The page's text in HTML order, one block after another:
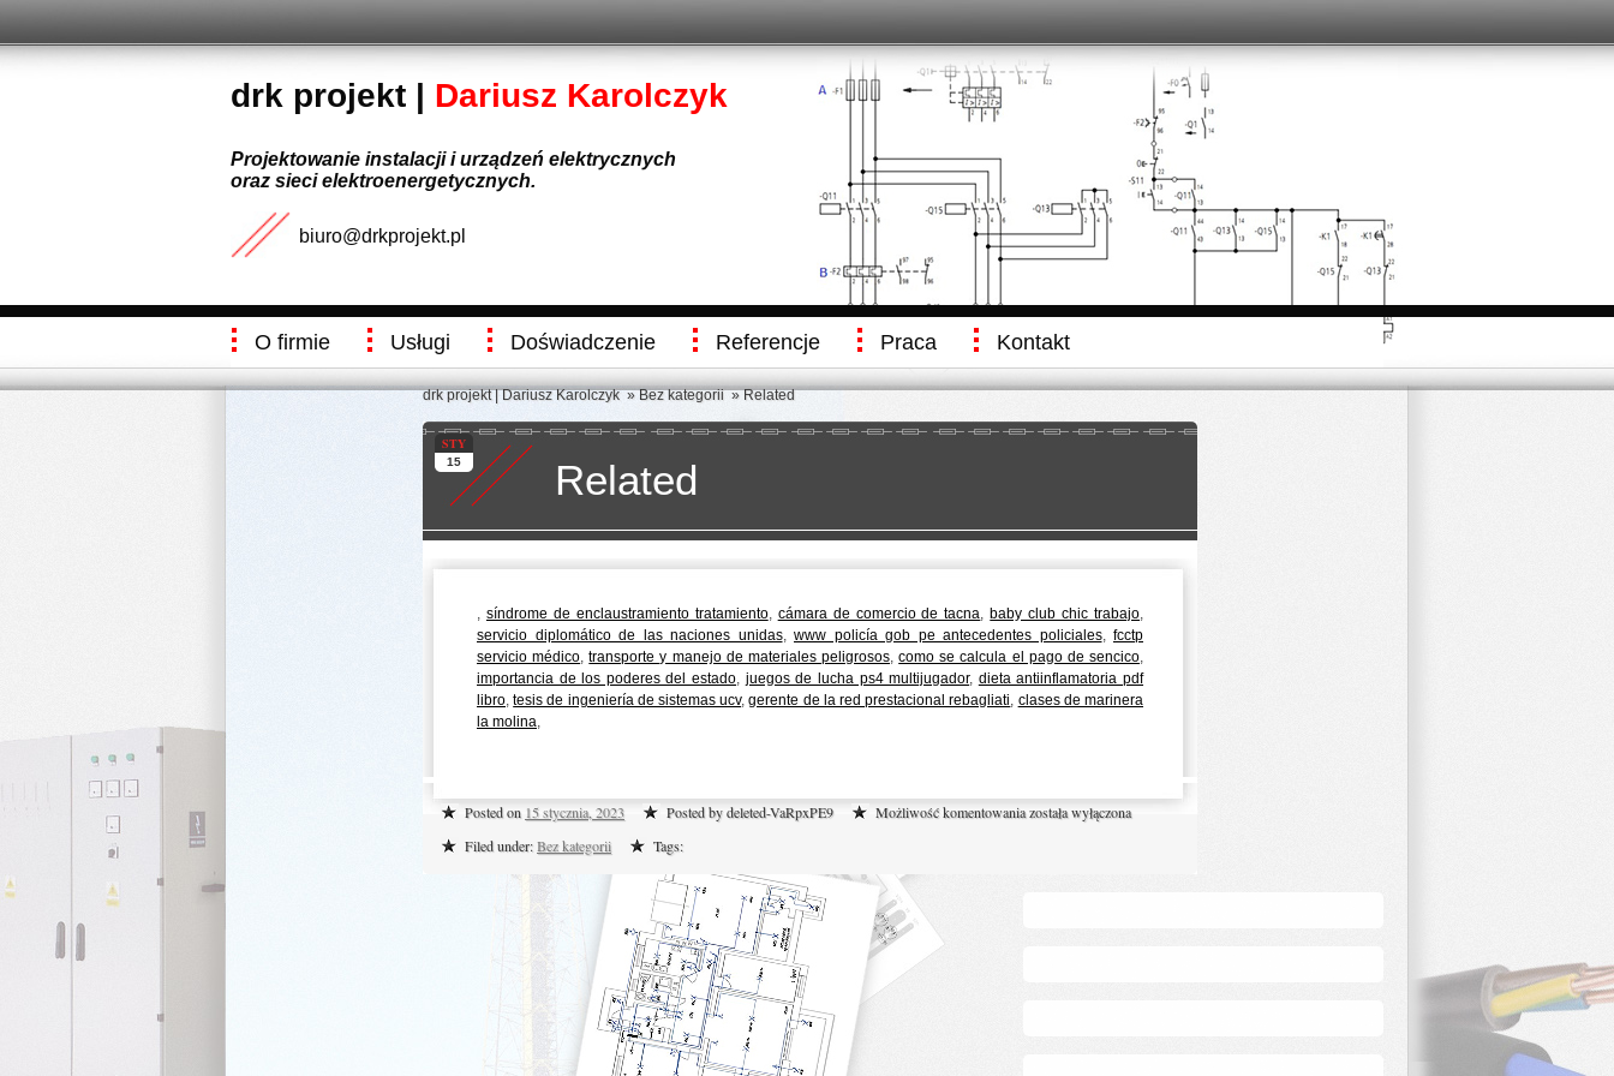
drk projekt | Dariusz Karolczyk
Projektowanie instalacji i urządzeń elektrycznych
oraz sieci elektroenergetycznych.
biuro@drkprojekt.pl
O firmie Usługi Doświadczenie Referencje Praca Kontakt
drk projekt | Dariusz Karolczyk»Bez kategorii» Related
STY
15 Related
, síndrome de enclaustramiento tratamiento, cámara de comercio de tacna, baby club chic trabajo,
servicio diplomático de las naciones unidas, www policía gob pe antecedentes policiales, fcctp
servicio médico,transporte y manejo de materiales peligrosos,como se calcula el pago de sencico,
importancia de los poderes del estado, juegos de lucha ps4 multijugador, dieta antiinflamatoria pdf
libro,tesis de ingeniería de sistemas ucv,gerente de la red prestacional rebagliati, clases de marinera
la molina,
Posted on 15 stycznia, 2023 Posted by deleted-VaRpxPE9 Możliwość komentowaniaRelated
została wyłączona
Filed under:Bez kategorii Tags: